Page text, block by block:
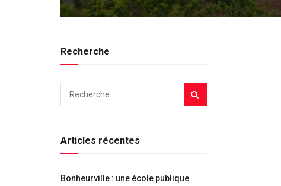
Recherche
Articles récentes
Bonheurville : une école publique